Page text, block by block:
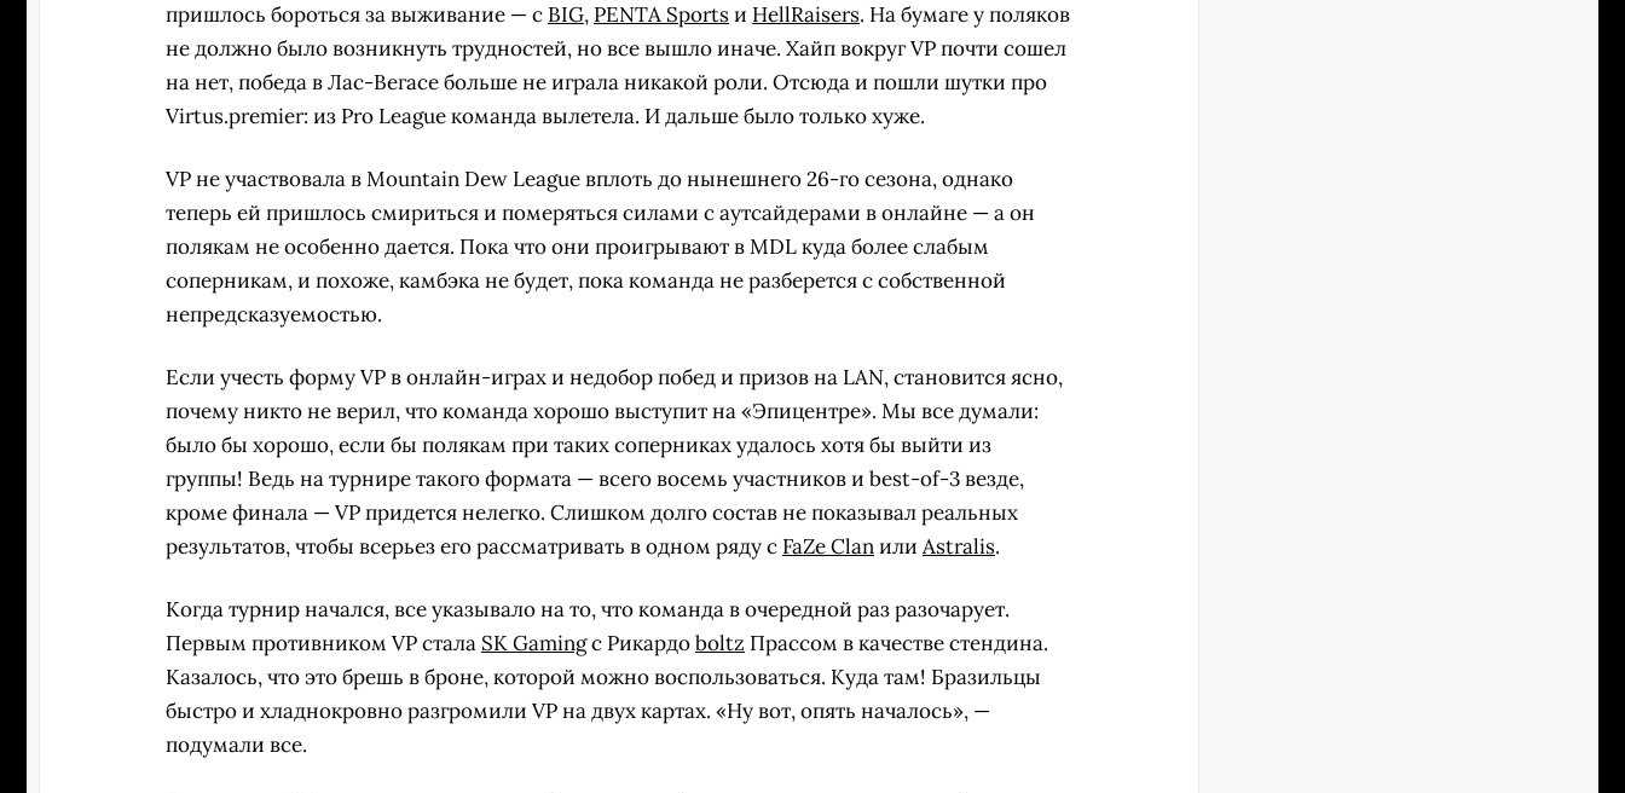
пришлось бороться за выживание — с BIG, PENTA Sportsи HellRaisers. На бумаге у поляков
не должно было возникнуть трудностей, но все вышло иначе. Хайп вокруг VP почти сошел
на нет, победа в Лас-Вегасе больше не играла никакой роли. Отсюда и пошли шутки про
Virtus.premier: из Pro League команда вылетела. И дальше было только хуже.
VP не участвовала в Mountain Dew League вплоть до нынешнего 26-го сезона, однако
теперь ей пришлось смириться и померяться силами с аутсайдерами в онлайне — а он
полякам не особенно дается. Пока что они проигрывают в MDL куда более слабым
соперникам, и похоже, камбэка не будет, пока команда не разберется с собственной
непредсказуемостью.
Если учесть форму VP в онлайн-играх и недобор побед и призов на LAN, становится ясно,
почему никто не верил, что команда хорошо выступит на «Эпицентре». Мы все думали:
было бы хорошо, если бы полякам при таких соперниках удалось хотя бы выйти из
группы! Ведь на турнире такого формата — всего восемь участников и best-of-3 везде,
кроме финала — VP придется нелегко. Слишком долго состав не показывал реальных
результатов, чтобы всерьез его рассматривать в одном ряду с FaZe Clanили Astralis.
Когда турнир начался, все указывало на то, что команда в очередной раз разочарует.
Первым противником VP стала SK Gamingс Рикардоboltz Прассом в качестве стендина.
Казалось, что это брешь в броне, которой можно воспользоваться. Куда там! Бразильцы
быстро и хладнокровно разгромили VP на двух картах. «Ну вот, опять началось», —
подумали все.